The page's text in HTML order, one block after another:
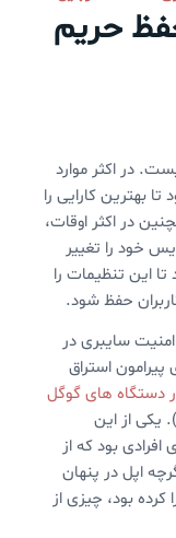
حریم
در اکثر موارد
بهترین کارایی را
در اکثر اوقات،
خود را تغییر
این تنظیمات را
حفظ شود.
سایبری در
پیرامون استراق
دستگاه های گوگل
یکی از این
بود که از
اپل در پنهان
بود، چیزی از